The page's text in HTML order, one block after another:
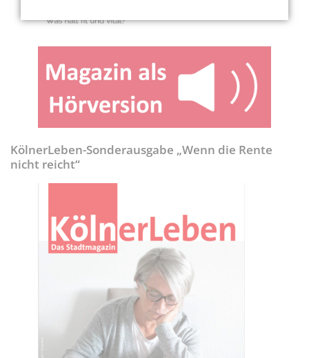
KölnerLeben-Sonderausgabe „Wenn die Rente
nicht reicht“